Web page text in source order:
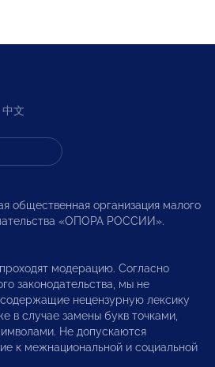
中文
общественная организация малого
«ОПОРА РОССИИ».
модерацию. Согласно
законодательства, мы не
нецензурную лексику
в случае замены букв точками,
Не допускаются
к межнациональной и социальной